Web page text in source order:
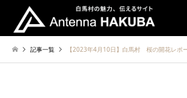
記事一覧 【2023年4月10日】白馬村 桜の開花レポ